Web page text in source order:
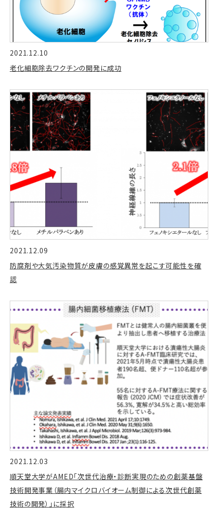
2021.12.10
老化細胞除去ワクチンの開発に成功
2021.12.09
防腐剤や大気汚染物質が皮膚の感覚異常を起こす可能性を確
認
2021.12.03
順天堂大学がAMED「次世代治療・診断実現のための創薬基盤
技術開発事業（腸内マイクロバイオーム制御による次世代創薬
技術の開発）」に採択